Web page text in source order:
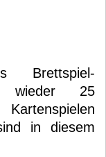
Brettspiel-
wieder 25
in diesem